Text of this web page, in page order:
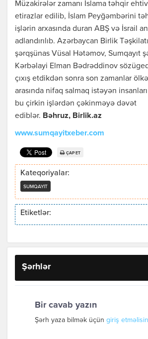
Müzakirələr zamanı İslama təhqir
etirazlar edilib, İslam Peyğəmbərini
işlərin arxasında duran ABŞ və İsrail
adlandırılıb. Azərbaycan Birlik
şərqşünas Vüsal Hətəmov, Sumqayıt
Kərbəlayi Elman Bədrəddinov
çıxış etdikdən sonra son zamanlar
arasında nifaq salmaq istəyən insanları
bu çirkin işlərdən çəkinməyə dəvət
ediblər. Bəhruz, Birlik.az
www.sumqayitxeber.com
ÇAP ET
Kateqoriyalar:
SUMQAYIT
Etiketlər:
Şərhlər
Bir cavab yazın
Şərh yaza bilmək üçün giriş